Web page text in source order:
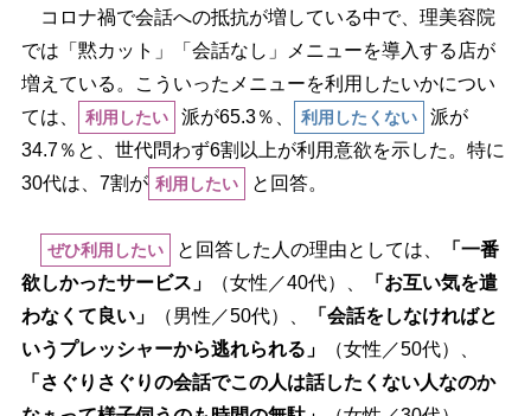
コロナ禍で会話への抵抗が増している中で、理美容院
では「黙カット」「会話なし」メニューを導入する店が
増えている。こういったメニューを利用したいかについ
ては、
利用したい 派が65.3％、 利用したくない
派が
34.7％と、世代問わず6割以上が利用意欲を示した。特に
30代は、7割が 利用したい と回答。
ぜひ利用したい と回答した人の理由としては、
「一番
欲しかったサービス」
（女性／40代）、
「お互い気を遣
わなくて良い」
（男性／50代）、
「会話をしなければと
いうプレッシャーから逃れられる」
（女性／50代）、
「さぐりさぐりの会話でこの人は話したくない人なのか